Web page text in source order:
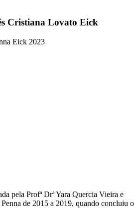
Cristiana Lovato Eick
pela Profª Drª Yara Quercia Vieira e
de 2015 a 2019, quando concluiu o